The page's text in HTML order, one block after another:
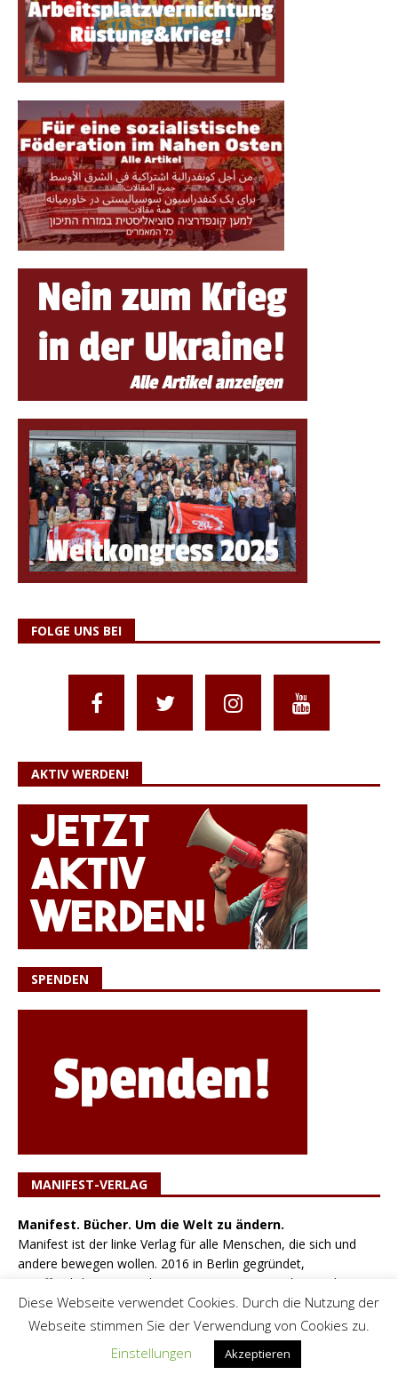
FOLGE UNS BEI
AKTIV WERDEN!
SPENDEN
MANIFEST-VERLAG
Manifest. Bücher. Um die Welt zu ändern.
Manifest ist der linke Verlag für alle Menschen, die sich und
andere bewegen wollen. 2016 in Berlin gegründet,
veröffentlichen wir Bücher mit einem marxistischen und
revolutionären Standpunkt - egal ob Klassiker oder neu
geschrieben. Unsere Themen reichen von Ökonomie, Kampf
gegen Sexismus, Rassismus und andere Diskriminierung bis hin
zu Ökologie und Biographien. www.manifest-buecher.de
Diese Webseite verwendet Cookies. Durch die Nutzung der
Webseite stimmen Sie der Verwendung von Cookies zu.
Einstellungen
Akzeptieren